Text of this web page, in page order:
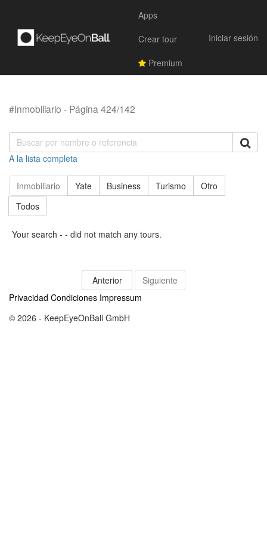
Apps
Crear tour
Premium
Iniciar sesión
#Inmobiliario - Página 424/142
A la lista completa
Inmobiliario Yate Business Turismo
Otro
Todos
Your search - - did not match any tours.
Anterior
Siguiente
Privacidad Condiciones Impressum
© 2026 - KeepEyeOnBall GmbH